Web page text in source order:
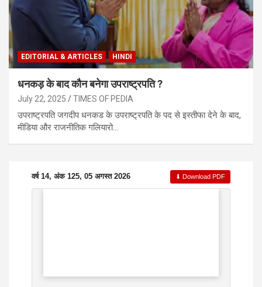
EDITORIAL & ARTICLES HINDI
धनकड़ के बाद कौन बनेगा उपराष्ट्रपति ?
July 22, 2025 TIMES OF PEDIA
उपराष्ट्रपति जगदीप धनकड के उपराष्ट्रपति के पद से इस्तीफा देने के बाद,
मीडिया और राजनीतिक गलियारो…
वर्ष 14, अंक 125, 05 अगस्त 2026 ⬇ Download PDF